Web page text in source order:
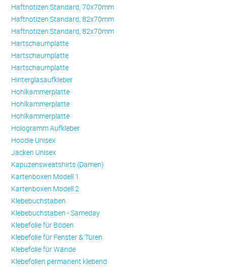
Haftnotizen Standard, 70x70mm
Haftnotizen Standard, 82x70mm
Haftnotizen Standard, 82x70mm
Hartschaumplatte
Hartschaumplatte
Hartschaumplatte
Hinterglasaufkleber
Hohlkammerplatte
Hohlkammerplatte
Hohlkammerplatte
Hologramm Aufkleber
Hoodie Unisex
Jacken Unisex
Kapuzensweatshirts (Damen)
Kartenboxen Modell 1
Kartenboxen Modell 2
Klebebuchstaben
Klebebuchstaben - Sameday
Klebefolie für Böden
Klebefolie für Fenster & Türen
Klebefolie für Wände
Klebefolien permanent klebend